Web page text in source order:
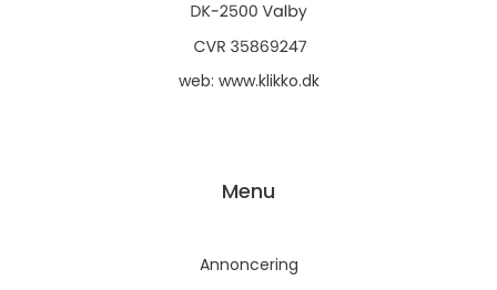
web: www.klikko.dk
Menu
Annoncering